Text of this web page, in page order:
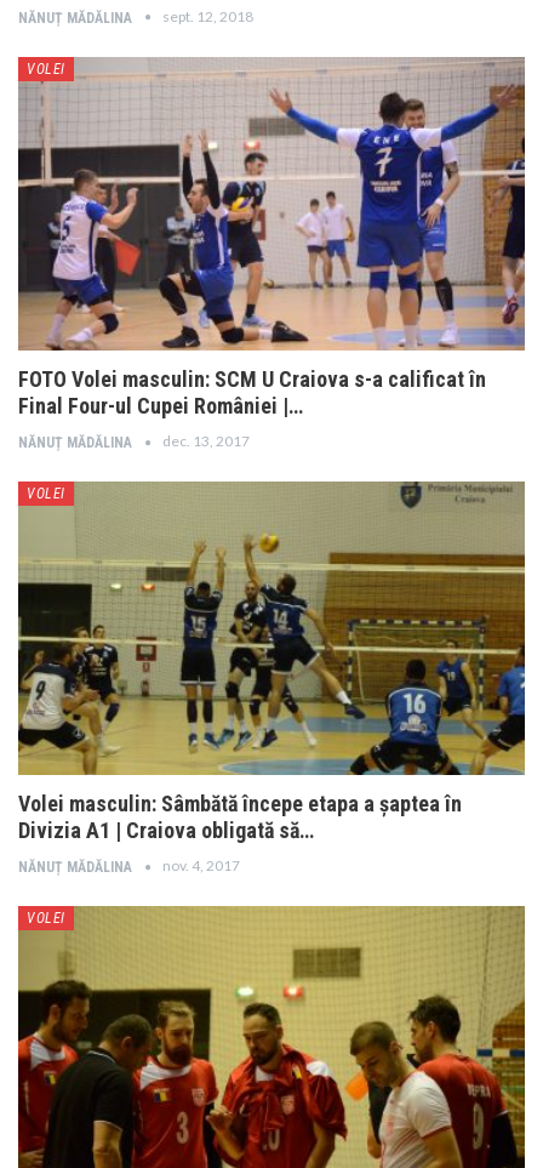
NĂNUȚ MĂDĂLINA sept. 12, 2018
VOLEI
FOTO Volei masculin: SCM U Craiova s-a calificat în
Final Four-ul Cupei României |…
NĂNUȚ MĂDĂLINA dec. 13, 2017
VOLEI
Volei masculin: Sâmbătă începe etapa a șaptea în
Divizia A1 | Craiova obligată să…
NĂNUȚ MĂDĂLINA nov. 4, 2017
VOLEI